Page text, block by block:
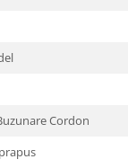
Cordon